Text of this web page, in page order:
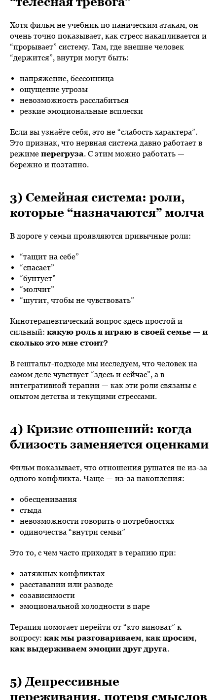
Хотя фильм не учебник по паническим атакам, он
очень точно показывает, как стресс накапливается и
“прорывает” систему. Там, где внешне человек
“держится”, внутри могут быть:
напряжение, бессонница
ощущение угрозы
невозможность расслабиться
резкие эмоциональные всплески
Если вы узнаёте себя, это не “слабость характера”.
Это признак, что нервная система давно работает в
режиме перегруза. С этим можно работать —
бережно и поэтапно.
3) Семейная система: роли,
которые “назначаются” молча
В дороге у семьи проявляются привычные роли:
“тащит на себе”
“спасает”
“бунтует”
“молчит”
“шутит, чтобы не чувствовать”
Кинотерапевтический вопрос здесь простой и
сильный: какую роль я играю в своей семье — и
сколько это мне стоит?
В гештальт-подходе мы исследуем, что человек на
самом деле чувствует “здесь и сейчас”, а в
интегративной терапии — как эти роли связаны с
опытом детства и текущими стрессами.
4) Кризис отношений: когда
близость заменяется оценками
Фильм показывает, что отношения рушатся не из-за
одного конфликта. Чаще — из-за накопления:
обесценивания
стыда
невозможности говорить о потребностях
одиночества “внутри семьи”
Это то, с чем часто приходят в терапию при:
затяжных конфликтах
расставании или разводе
созависимости
эмоциональной холодности в паре
Терапия помогает перейти от “кто виноват” к
вопросу: как мы разговариваем, как просим,
как выдерживаем эмоции друг друга.
5) Депрессивные
переживания, потеря смыслов